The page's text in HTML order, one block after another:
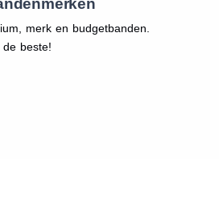
merk en budgetbanden.
de beste!